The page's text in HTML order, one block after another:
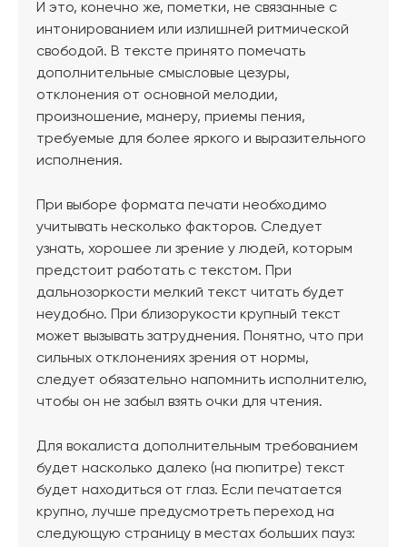
И это, конечно же, пометки, не связанные с
интонированием или излишней ритмической
свободой. В тексте принято помечать
дополнительные смысловые цезуры,
отклонения от основной мелодии,
произношение, манеру, приемы пения,
требуемые для более яркого и выразительного
исполнения.
При выборе формата печати необходимо
учитывать несколько факторов. Следует
узнать, хорошее ли зрение у людей, которым
предстоит работать с текстом. При
дальнозоркости мелкий текст читать будет
неудобно. При близорукости крупный текст
может вызывать затруднения. Понятно, что при
сильных отклонениях зрения от нормы,
следует обязательно напомнить исполнителю,
чтобы он не забыл взять очки для чтения.
Для вокалиста дополнительным требованием
будет насколько далеко (на пюпитре) текст
будет находиться от глаз. Если печатается
крупно, лучше предусмотреть переход на
следующую страницу в местах больших пауз: